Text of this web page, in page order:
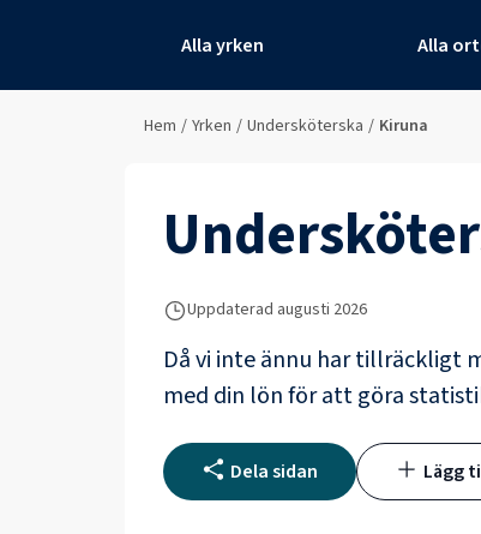
Alla yrken Alla
Hem / Yrken / Undersköterska / Kiruna
Uppdaterad augusti 2026
Då vi inte ännu har tillräckligt
med din lön för att göra
Dela sidan Lägg